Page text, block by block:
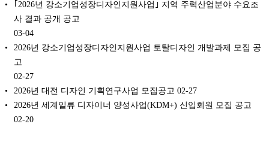
｢2026년 강소기업성장디자인지원사업｣ 지역 주력산업분야 수요조
사 결과 공개 공고
03-04
2026년 강소기업성장디자인지원사업 토탈디자인 개발과제 모집 공
고
02-27
2026년 대전 디자인 기획연구사업 모집공고 02-27
2026년 세계일류 디자이너 양성사업(KDM+) 신입회원 모집 공고
02-20